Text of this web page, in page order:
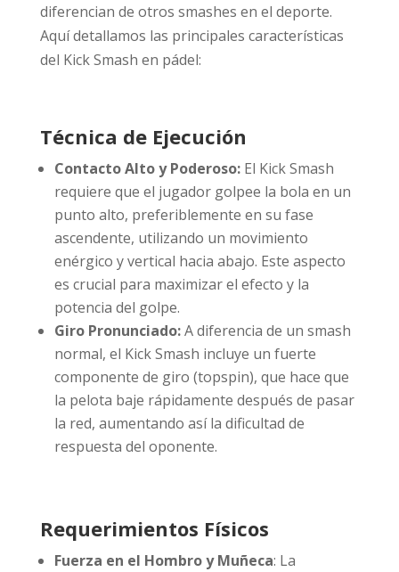
diferencian de otros smashes en el deporte.
Aquí detallamos las principales características
del Kick Smash en pádel:
Técnica de Ejecución
Contacto Alto y Poderoso:El Kick Smash
requiere que el jugador golpee la bola en un
punto alto, preferiblemente en su fase
ascendente, utilizando un movimiento
enérgico y vertical hacia abajo. Este aspecto
es crucial para maximizar el efecto y la
potencia del golpe.
Giro Pronunciado:A diferencia de un smash
normal, el Kick Smash incluye un fuerte
componente de giro (topspin), que hace que
la pelota baje rápidamente después de pasar
la red, aumentando así la dificultad de
respuesta del oponente.
Requerimientos Físicos
Fuerza en el Hombro y Muñeca: La